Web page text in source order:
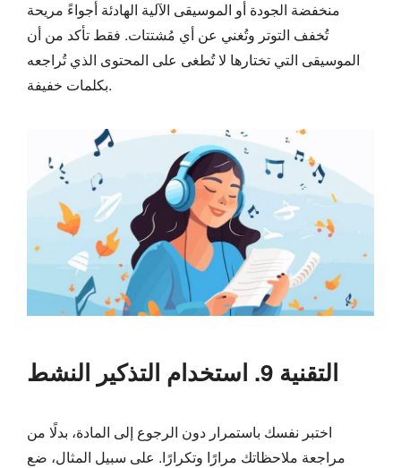
منخفضة الجودة أو الموسيقى الآلية الهادئة أجواءً مريحة
تُخفف التوتر وتُغني عن أي مُشتتات. فقط تأكد من أن
الموسيقى التي تختارها لا تُطغى على المحتوى الذي تُراجعه
بكلمات خفيفة.
التقنية 9. استخدام التذكير النشط
اختبر نفسك باستمرار دون الرجوع إلى المادة، بدلًا من
مراجعة ملاحظاتك مرارًا وتكرارًا. على سبيل المثال، ضع